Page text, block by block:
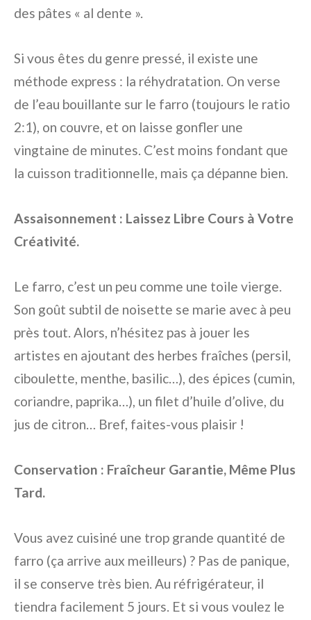
des pâtes « al dente ».
Si vous êtes du genre pressé, il existe une
méthode express : la réhydratation. On verse
de l’eau bouillante sur le farro (toujours le ratio
2:1), on couvre, et on laisse gonfler une
vingtaine de minutes. C’est moins fondant que
la cuisson traditionnelle, mais ça dépanne bien.
Assaisonnement : Laissez Libre Cours à Votre
Créativité.
Le farro, c’est un peu comme une toile vierge.
Son goût subtil de noisette se marie avec à peu
près tout. Alors, n’hésitez pas à jouer les
artistes en ajoutant des herbes fraîches (persil,
ciboulette, menthe, basilic…), des épices (cumin,
coriandre, paprika…), un filet d’huile d’olive, du
jus de citron… Bref, faites-vous plaisir !
Conservation : Fraîcheur Garantie, Même Plus
Tard.
Vous avez cuisiné une trop grande quantité de
farro (ça arrive aux meilleurs) ? Pas de panique,
il se conserve très bien. Au réfrigérateur, il
tiendra facilement 5 jours. Et si vous voulez le